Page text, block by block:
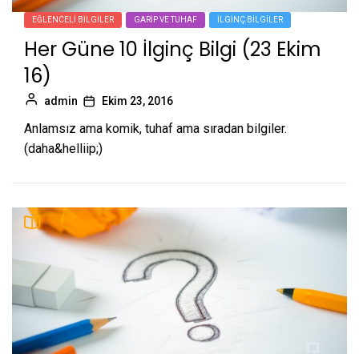
EĞLENCELI BILGILER GARIP VE TUHAF İLGINÇ BILGILER
Her Güne 10 İlginç Bilgi (23 Ekim
16)
admin Ekim 23, 2016
Anlamsız ama komik, tuhaf ama sıradan bilgiler.
(daha&helliip;)